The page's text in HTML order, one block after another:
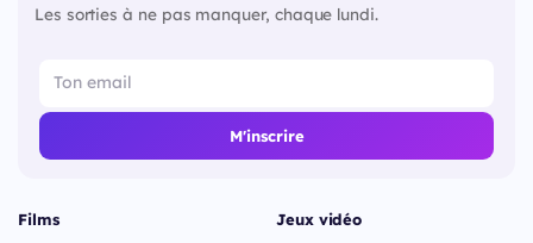
Les sorties à ne pas manquer, chaque lundi.
M'inscrire
Films Jeux vidéo